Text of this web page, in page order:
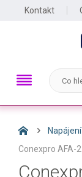
Kontakt
Napájení
Conexpro AFA-